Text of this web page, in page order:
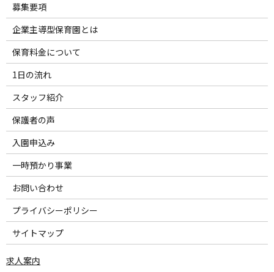
募集要項
企業主導型保育園とは
保育料金について
1日の流れ
スタッフ紹介
保護者の声
入園申込み
一時預かり事業
お問い合わせ
プライバシーポリシー
サイトマップ
求人案内